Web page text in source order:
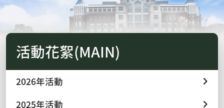
活動花絮(MAIN)
2026年活動
2025年活動